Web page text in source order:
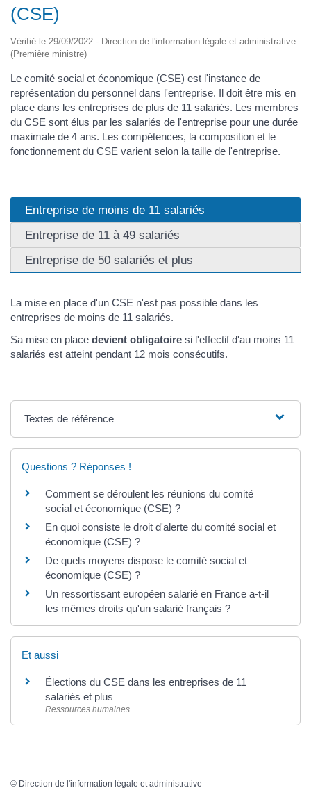
(CSE)
Vérifié le 29/09/2022 - Direction de l'information légale et administrative
(Première ministre)
Le comité social et économique (CSE) est l'instance de
représentation du personnel dans l'entreprise. Il doit être mis en
place dans les entreprises de plus de 11 salariés. Les membres
du CSE sont élus par les salariés de l'entreprise pour une durée
maximale de 4 ans. Les compétences, la composition et le
fonctionnement du CSE varient selon la taille de l'entreprise.
Entreprise de moins de 11 salariés
Entreprise de 11 à 49 salariés
Entreprise de 50 salariés et plus
La mise en place d'un CSE n'est pas possible dans les
entreprises de moins de 11 salariés.
Sa mise en place devient obligatoire si l'effectif d'au moins 11
salariés est atteint pendant 12 mois consécutifs.
Textes de référence
Questions ? Réponses !
Comment se déroulent les réunions du comité
social et économique (CSE) ?
En quoi consiste le droit d'alerte du comité social et
économique (CSE) ?
De quels moyens dispose le comité social et
économique (CSE) ?
Un ressortissant européen salarié en France a-t-il
les mêmes droits qu'un salarié français ?
Et aussi
Élections du CSE dans les entreprises de 11
salariés et plus
Ressources humaines
© Direction de l'information légale et administrative